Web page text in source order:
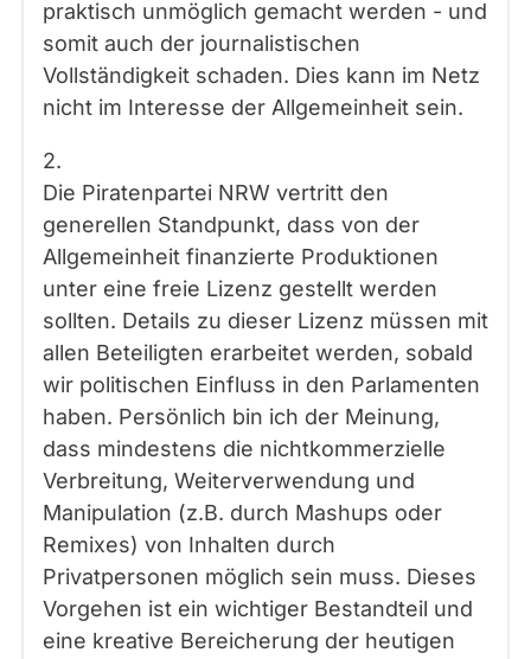
praktisch unmöglich gemacht werden - und
somit auch der journalistischen
Vollständigkeit schaden. Dies kann im Netz
nicht im Interesse der Allgemeinheit sein.
2.
Die Piratenpartei NRW vertritt den
generellen Standpunkt, dass von der
Allgemeinheit finanzierte Produktionen
unter eine freie Lizenz gestellt werden
sollten. Details zu dieser Lizenz müssen mit
allen Beteiligten erarbeitet werden, sobald
wir politischen Einfluss in den Parlamenten
haben. Persönlich bin ich der Meinung,
dass mindestens die nichtkommerzielle
Verbreitung, Weiterverwendung und
Manipulation (z.B. durch Mashups oder
Remixes) von Inhalten durch
Privatpersonen möglich sein muss. Dieses
Vorgehen ist ein wichtiger Bestandteil und
eine kreative Bereicherung der heutigen